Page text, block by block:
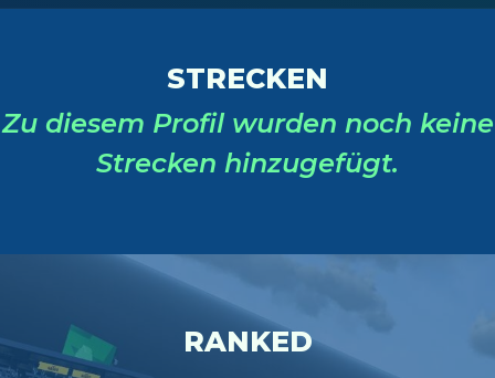
STRECKEN
Zu diesem Profil wurden noch keine
Strecken hinzugefügt.
RANKED